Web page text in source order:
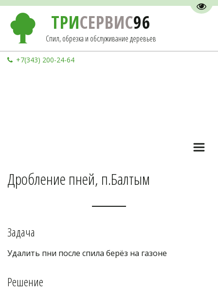
ТРИСЕРВИС96
Спил, обрезка и обслуживание деревьев
+7(343) 200-24-64
Дробление пней, п.Балтым
Задача
Удалить пни после спила берёз на газоне
Решение